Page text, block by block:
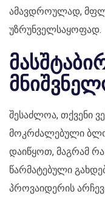
ამავდროულად,
უზრუნველსაყოფად.
შესაძლოა, თქვენი
მოკრძალებული
დაიწყოთ, მაგრამ
წარმატებული
პროვაიდერის